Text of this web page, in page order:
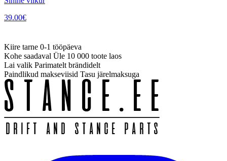
39.00€
Kiire tarne 0-1 tööpäeva
Kohe saadaval Üle 10 000 toote laos
Lai valik Parimatelt brändidelt
Paindlikud makseviisid Tasu järelmaksuga